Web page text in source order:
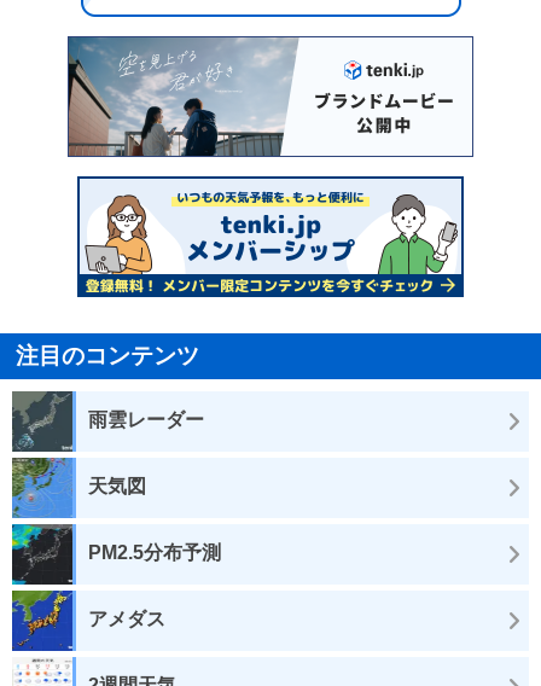
注目のコンテンツ
雨雲レーダー
天気図
PM2.5分布予測
アメダス